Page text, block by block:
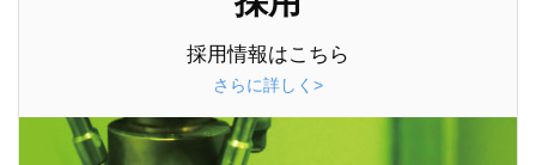
採用情報はこちら
さらに詳しく>